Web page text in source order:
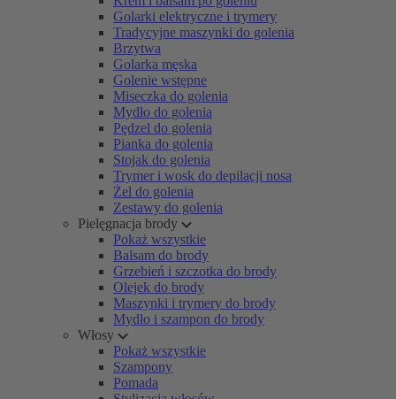
Golarki elektryczne i trymery
Tradycyjne maszynki do golenia
Brzytwa
Golarka męska
Golenie wstępne
Miseczka do golenia
Mydło do golenia
Pędzel do golenia
Pianka do golenia
Stojak do golenia
Trymer i wosk do depilacji nosa
Żel do golenia
Zestawy do golenia
Pielęgnacja brody
Pokaż wszystkie
Balsam do brody
Grzebień i szczotka do brody
Olejek do brody
Maszynki i trymery do brody
Mydło i szampon do brody
Włosy
Pokaż wszystkie
Szampony
Pomada